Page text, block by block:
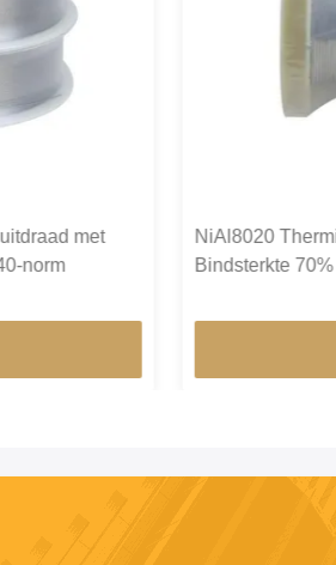
met
norm
NiAl8020
Bindsterkte